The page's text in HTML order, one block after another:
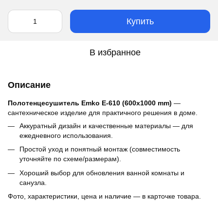
Купить
В избранное
Описание
Полотенцесушитель Emko Е-610 (600x1000 mm) —
сантехническое изделие для практичного решения в доме.
Аккуратный дизайн и качественные материалы — для
ежедневного использования.
Простой уход и понятный монтаж (совместимость
уточняйте по схеме/размерам).
Хороший выбор для обновления ванной комнаты и
санузла.
Фото, характеристики, цена и наличие — в карточке товара.